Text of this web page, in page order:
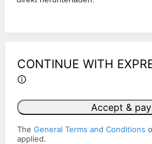
CONTINUE WITH
Accept &
The General Terms and Conditions
applied.